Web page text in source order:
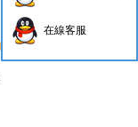
在線客服